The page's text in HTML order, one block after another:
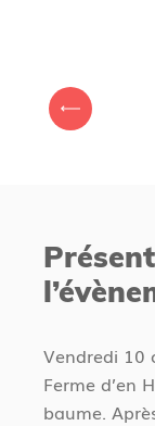
V
o
t
e
s
c
i
P
d
e
t
Vendredi 10
Ferme d’en
baume.